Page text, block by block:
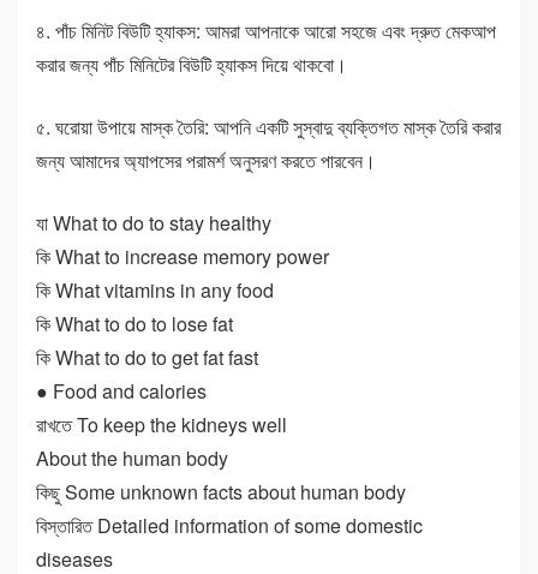
৪. পাঁচ মিনিট বিউটি হ্যাকস: আমরা আপনাকে আরো সহজে এবং দ্রুত মেকআপ
করার জন্য পাঁচ মিনিটের বিউটি হ্যাকস দিয়ে থাকবো।
৫. ঘরোয়া উপায়ে মাস্ক তৈরি: আপনি একটি সুস্বাদু ব্যক্তিগত মাস্ক তৈরি করার
জন্য আমাদের অ্যাপসের পরামর্শ অনুসরণ করতে পারবেন।
যা What to do to stay healthy
কি What to increase memory power
কি What vitamins in any food
কি What to do to lose fat
কি What to do to get fat fast
● Food and calories
রাখতে To keep the kidneys well
About the human body
কিছু Some unknown facts about human body
বিস্তারিত Detailed information of some domestic
diseases